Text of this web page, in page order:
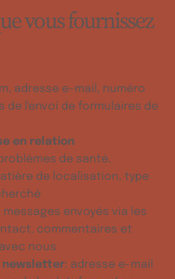
vous fournissez
adresse e-mail, numéro
de l'envoi de formulaires de
en relation
de santé,
de localisation, type
messages envoyés via les
commentaires et
nous
newsletter: adresse e-mail